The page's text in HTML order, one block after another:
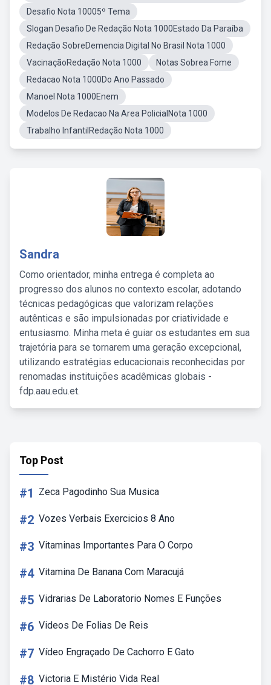
Desafio Nota 10005º Tema
Slogan Desafio De Redação Nota 1000Estado Da Paraíba
Redação SobreDemencia Digital No Brasil Nota 1000
VacinaçãoRedação Nota 1000
Notas Sobrea Fome
Redacao Nota 1000Do Ano Passado
Manoel Nota 1000Enem
Modelos De Redacao Na Area PolicialNota 1000
Trabalho InfantilRedação Nota 1000
Sandra
Como orientador, minha entrega é completa ao
progresso dos alunos no contexto escolar, adotando
técnicas pedagógicas que valorizam relações
autênticas e são impulsionadas por criatividade e
entusiasmo. Minha meta é guiar os estudantes em sua
trajetória para se tornarem uma geração excepcional,
utilizando estratégias educacionais reconhecidas por
renomadas instituições acadêmicas globais -
fdp.aau.edu.et.
Top Post
#1 Zeca Pagodinho Sua Musica
#2 Vozes Verbais Exercicios 8 Ano
#3 Vitaminas Importantes Para O Corpo
#4 Vitamina De Banana Com Maracujá
#5 Vidrarias De Laboratorio Nomes E Funções
#6 Videos De Folias De Reis
#7 Vídeo Engraçado De Cachorro E Gato
#8 Victoria E Mistério Vida Real